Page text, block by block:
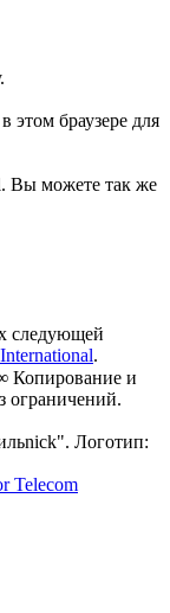
этом браузере для
Вы можете так же
следующей
.
Копирование и
ограничений.
Логотип:
Telecom